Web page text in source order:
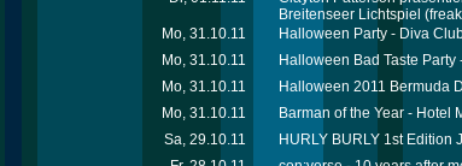
Breitenseer Lichtspiel
Mo, 31.10.11 Halloween Party - Diva
Mo, 31.10.11
Halloween Bad Taste Party
Mo, 31.10.11
Halloween 2011 Bermuda
Mo, 31.10.11
Barman of the Year - Hotel
Sa, 29.10.11
HURLY BURLY 1st Edition